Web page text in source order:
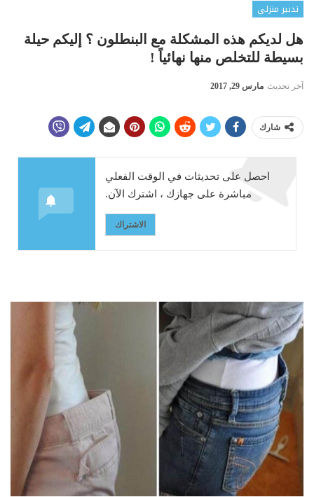
تدبير منزلي
هل لديكم هذه المشكلة مع البنطلون ؟ إليكم حيلة
بسيطة للتخلص منها نهائياً !
آخر تحديث مارس 29, 2017
شارك
احصل على تحديثات في الوقت الفعلي
مباشرة على جهازك ، اشترك الآن.
الاشتراك